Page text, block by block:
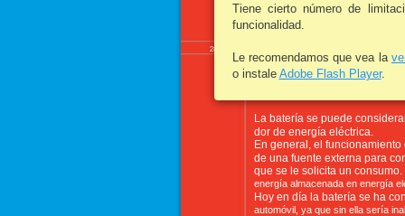
28 La
La batería se puede
dor de energía eléctrica.
En general, el
de una fuente externa para
que se le solicita un
energía almacenada en energía
Hoy en día la batería se ha
automóvil, ya que sin ella sería
Tiene cierto número de
funcionalidad.
Le recomendamos que vea la
o instale Adobe Flash Player.